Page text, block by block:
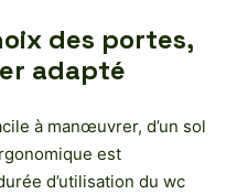
des portes,
adapté
à manœuvrer, d’un sol
est
d’utilisation du wc